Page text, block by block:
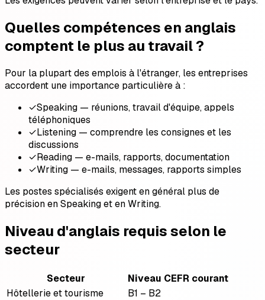
Quelles compétences en anglais
comptent le plus au travail ?
Pour la plupart des emplois à l'étranger, les entreprises
accordent une importance particulière à :
✓Speaking — réunions, travail d'équipe, appels
téléphoniques
✓Listening — comprendre les consignes et les
discussions
✓Reading — e-mails, rapports, documentation
✓Writing — e-mails, messages, rapports simples
Les postes spécialisés exigent en général plus de
précision en Speaking et en Writing.
Niveau d'anglais requis selon le
secteur
Secteur
Niveau CEFR courant
Hôtellerie et tourisme
B1 – B2